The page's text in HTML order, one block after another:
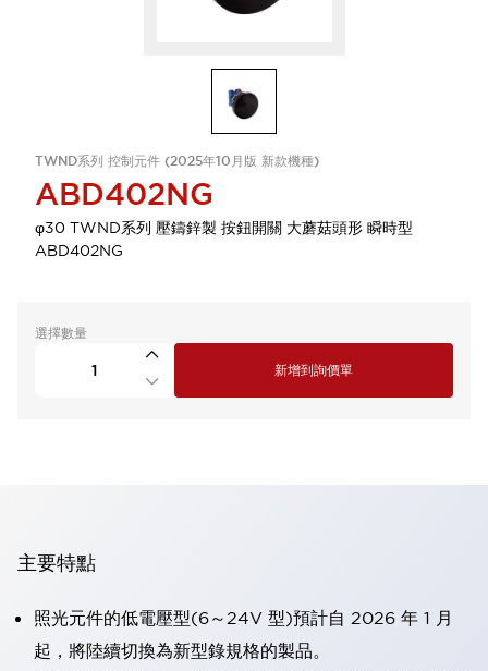
TWND系列 控制元件 (2025年10月版 新款機種)
ABD402NG
φ30 TWND系列 壓鑄鋅製 按鈕開關 大蘑菇頭形 瞬時型
ABD402NG
選擇數量
新增到詢價單
主要特點
照光元件的低電壓型(6～24V 型)預計自 2026 年 1 月
起，將陸續切換為新型錄規格的製品。